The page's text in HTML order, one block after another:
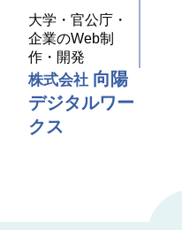
大学・官公庁・
企業のWeb制
作・開発
株式会社 向陽
デジタルワー
クス